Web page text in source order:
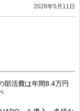
2026年5月11日
部活費は年間8.4万円